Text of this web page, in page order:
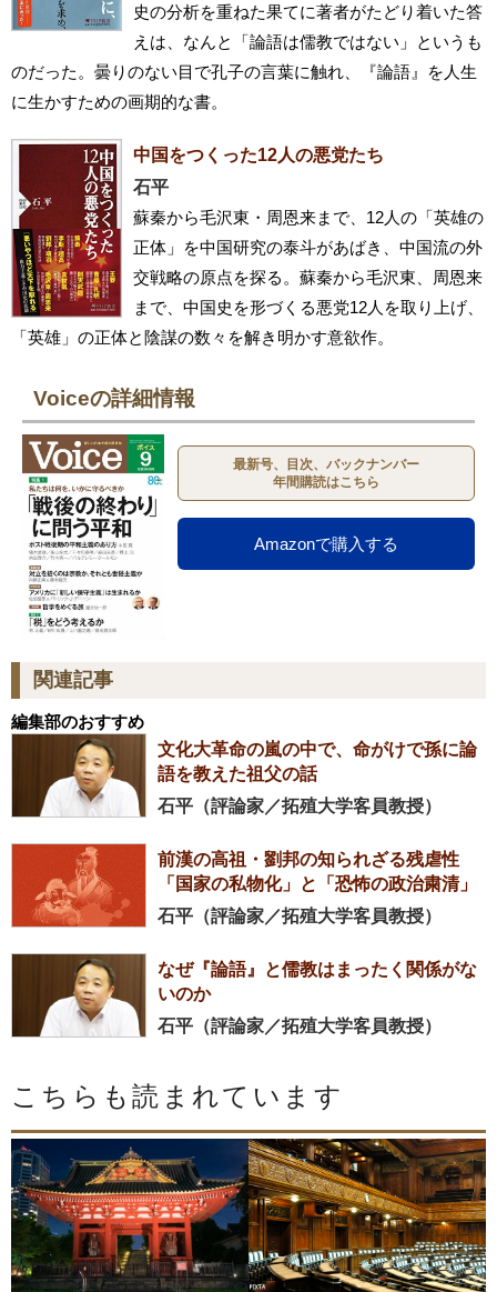
史の分析を重ねた果てに著者がたどり着いた答
えは、なんと「論語は儒教ではない」というも
のだった。曇りのない目で孔子の言葉に触れ、『論語』を人生
に生かすための画期的な書。
中国をつくった12人の悪党たち
石平
蘇秦から毛沢東・周恩来まで、12人の「英雄の
正体」を中国研究の泰斗があばき、中国流の外
交戦略の原点を探る。蘇秦から毛沢東、周恩来
まで、中国史を形づくる悪党12人を取り上げ、
「英雄」の正体と陰謀の数々を解き明かす意欲作。
Voiceの詳細情報
最新号、目次、バックナンバー
年間購読はこちら
Amazonで購入する
関連記事
編集部のおすすめ
文化大革命の嵐の中で、命がけで孫に論
語を教えた祖父の話
石平（評論家／拓殖大学客員教授）
前漢の高祖・劉邦の知られざる残虐性
「国家の私物化」と「恐怖の政治粛清」
石平（評論家／拓殖大学客員教授）
なぜ『論語』と儒教はまったく関係がな
いのか
石平（評論家／拓殖大学客員教授）
こちらも読まれています